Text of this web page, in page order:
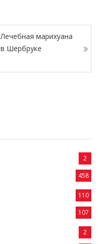
Лечебная марихуана
в Шербруке
2
458
110
107
2